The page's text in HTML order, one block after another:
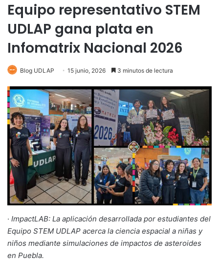
Equipo representativo STEM
UDLAP gana plata en
Infomatrix Nacional 2026
Blog UDLAP 15 junio, 2026 3 minutos de lectura
· ImpactLAB: La aplicación desarrollada por estudiantes del
Equipo STEM UDLAP acerca la ciencia espacial a niñas y
niños mediante simulaciones de impactos de asteroides
en Puebla.